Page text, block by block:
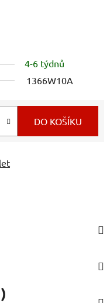
4-6 týdnů
1366W10A
DO KOŠÍKU